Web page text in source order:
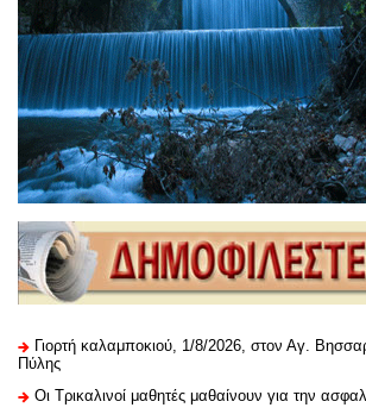
Γιορτή καλαμποκιού, 1/8/2026, στον Αγ.
Πύλης
Οι Τρικαλινοί μαθητές μαθαίνουν για την